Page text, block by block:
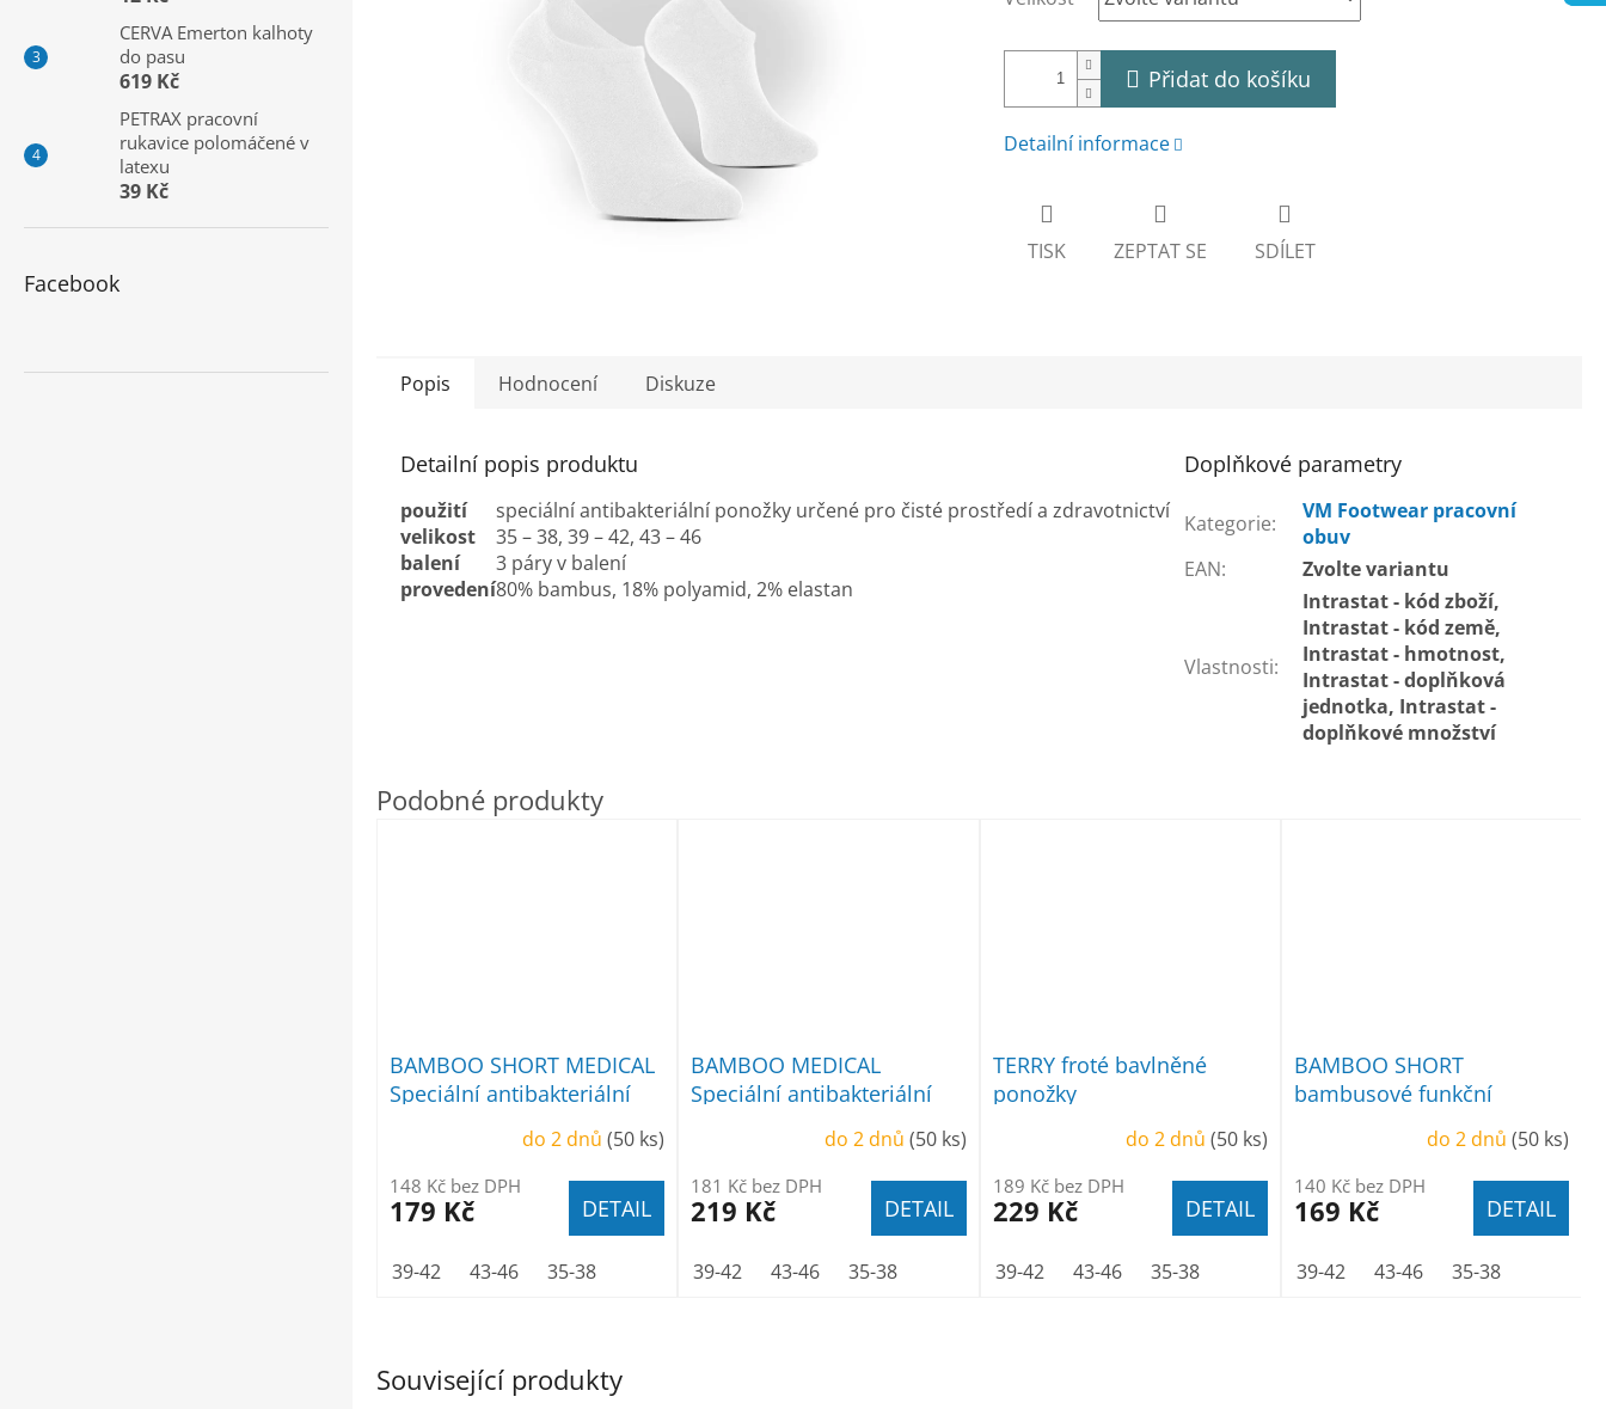
CERVA Emerton kalhoty
do pasu
619 Kč
PETRAX pracovní
rukavice polomáčené v
latexu
39 Kč
Facebook
Přidat do košíku
Detailní informace
TISK ZEPTAT SE SDÍLET
Související produkty
Popis Hodnocení Diskuze
Detailní popis produktu
použití
speciální antibakteriální ponožky určené pro čisté prostředí a zdravotnictví
velikost
35 – 38, 39 – 42, 43 – 46
balení
3 páry v balení
provedení80% bambus, 18% polyamid, 2% elastan
Doplňkové parametry
Kategorie:
VM Footwear pracovní
obuv
EAN: Zvolte variantu
Vlastnosti:
Intrastat - kód zboží,
Intrastat - kód země,
Intrastat - hmotnost,
Intrastat - doplňková
jednotka, Intrastat -
doplňkové množství
BAMBOO SHORT MEDICAL
Speciální antibakteriální
do 2 dnů(50 ks)
148 Kč bez DPH
179 Kč DETAIL
39-42 43-46 35-38
BAMBOO MEDICAL
Speciální antibakteriální
do 2 dnů (50 ks)
181 Kč bez DPH
219 Kč DETAIL
39-42 43-46 35-38
TERRY froté bavlněné
ponožky
do 2 dnů (50 ks)
189 Kč bez DPH
229 Kč DETAIL
39-42 43-46 35-38
BAMBOO SHORT
bambusové funkční
do 2 dnů (50 ks)
140 Kč bez DPH
169 Kč DETAIL
39-42 43-46 35-38